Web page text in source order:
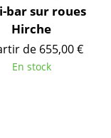
bar sur roues
Hirche
de 655,00 €
En stock